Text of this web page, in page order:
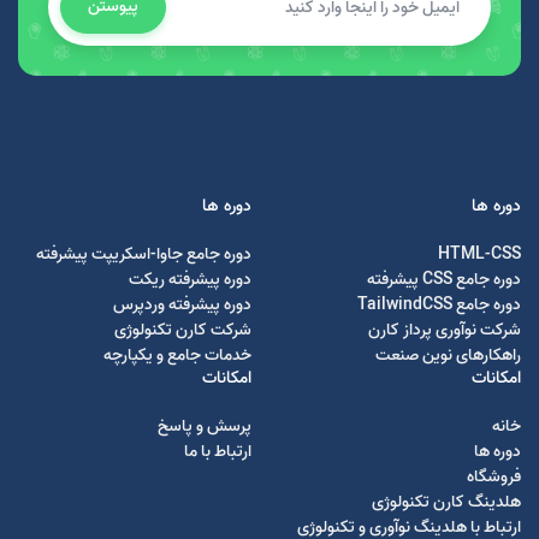
پیوستن
دوره ها
HTML-CSS
دوره جامع CSS پیشرفته
دوره جامع TailwindCSS
شرکت نوآوری پرداز کارن
راهکارهای نوین صنعت
دوره ها
دوره جامع جاوا-اسکریپت پیشرفته
دوره پیشرفته ریکت
دوره پیشرفته وردپرس
شرکت کارن تکنولوژی
خدمات جامع و یکپارچه
امکانات
خانه
دوره ها
فروشگاه
هلدینگ کارن تکنولوژی
ارتباط با هلدینگ نوآوری و تکنولوژی
امکانات
پرسش و پاسخ
ارتباط با ما